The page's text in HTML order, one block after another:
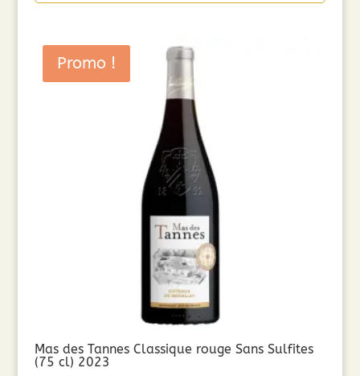
Promo !
Mas des Tannes Classique rouge Sans Sulfites
(75 cl) 2023